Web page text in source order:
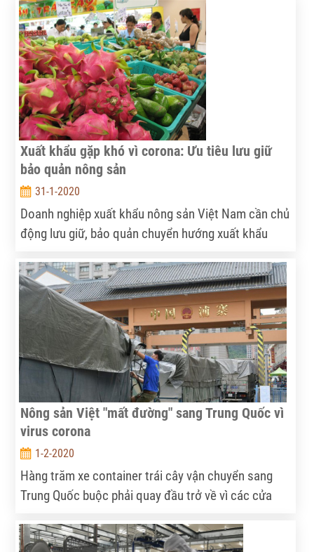
cũng sẽ họp bàn với 6 tỉnh biên giới giáp Trung Quốc,
các hiệp hội để thúc đẩy thương mại nông sản.
Xuất khẩu gặp khó vì corona: Ưu tiêu lưu giữ
bảo quản nông sản
31-1-2020
Doanh nghiệp xuất khẩu nông sản Việt Nam cần chủ
động lưu giữ, bảo quản chuyển hướng xuất khẩu
Nông sản Việt "mất đường" sang Trung Quốc vì
virus corona
1-2-2020
Hàng trăm xe container trái cây vận chuyển sang
Trung Quốc buộc phải quay đầu trở về vì các cửa
cấp do virus corona gây ra.